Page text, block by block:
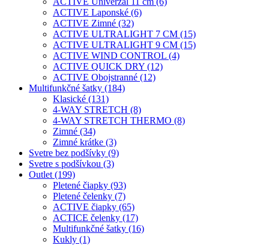
ACTIVE Laponské (6)
ACTIVE Zimné (32)
ACTIVE ULTRALIGHT 7 CM (15)
ACTIVE ULTRALIGHT 9 CM (15)
ACTIVE WIND CONTROL (4)
ACTIVE QUICK DRY (12)
ACTIVE Obojstranné (12)
Multifunkčné šatky (184)
Klasické (131)
4-WAY STRETCH (8)
4-WAY STRETCH THERMO (8)
Zimné (34)
Zimné krátke (3)
Svetre bez podšívky (9)
Svetre s podšívkou (3)
Outlet (199)
Pletené čiapky (93)
Pletené čelenky (7)
ACTIVE čiapky (65)
ACTICE čelenky (17)
Multifunkčné šatky (16)
Kukly (1)